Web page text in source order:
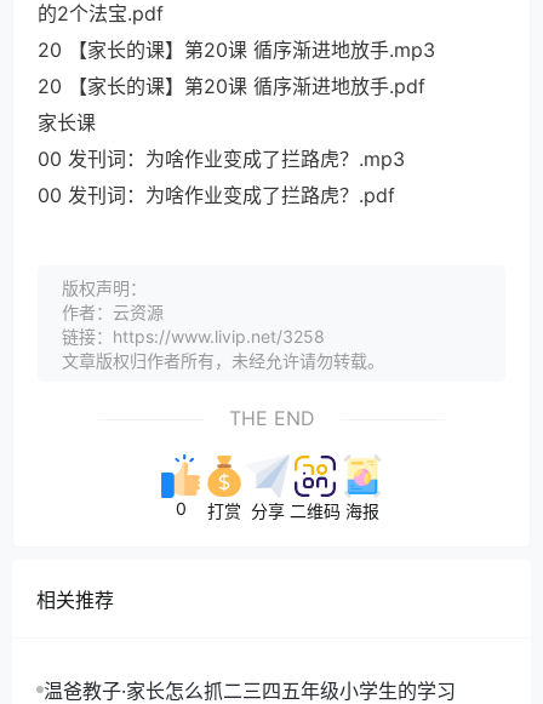
的2个法宝.pdf
20 【家长的课】第20课 循序渐进地放手.mp3
20 【家长的课】第20课 循序渐进地放手.pdf
家长课
00 发刊词：为啥作业变成了拦路虎？.mp3
00 发刊词：为啥作业变成了拦路虎？.pdf
版权声明：
作者：云资源
链接：https://www.livip.net/3258
文章版权归作者所有，未经允许请勿转载。
THE END
0 打赏 分享 二维码 海报
相关推荐
温爸教子·家长怎么抓二三四五年级小学生的学习